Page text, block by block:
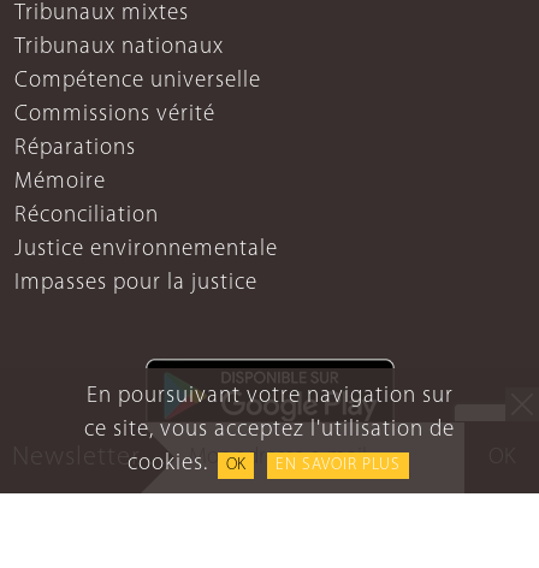
En poursuivant votre navigation sur
ce site, vous acceptez l'utilisation de
cookies.
OK EN SAVOIR PLUS
Tribunaux mixtes
Tribunaux nationaux
Compétence universelle
Commissions vérité
Réparations
Mémoire
Réconciliation
Justice environnementale
Impasses pour la justice
Mentions légales
Newsletter